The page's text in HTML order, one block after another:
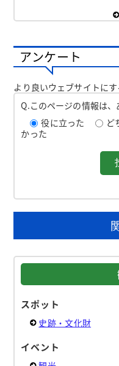
アンケート
より良いウェブサイトに
Q.このページの情報は
役に立った
ど
かった
スポット
史跡・文化財
イベント